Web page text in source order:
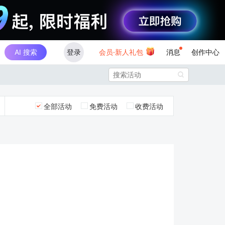
AI 搜索 登录 会员·新人礼包 消息 创作中心

全部活动 免费活动 收费活动